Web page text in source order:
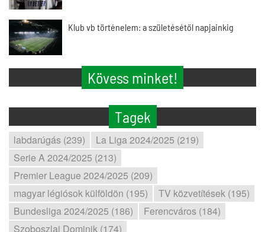
Klub vb történelem: a születésétől napjainkig
Kövess minket!
Tagek
labdarúgás (239)
La Liga 2024/2025 (219)
Serie A 2024/2025 (213)
Premier League 2024/2025 (209)
magyar légiósok külföldön (195)
TV közvetítések (195)
Bundesliga 2024/2025 (186)
Ferencváros (184)
Szoboszlai Dominik (174)